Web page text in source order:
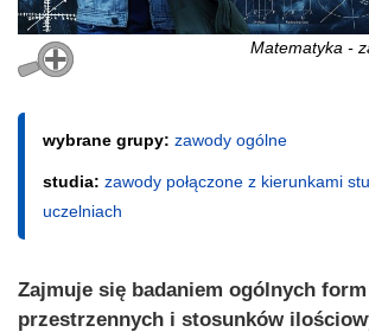
Matematyka -
wybrane grupy: zawody ogólne
studia: zawody połączone z kierunkami
uczelniach
Zajmuje się badaniem ogólnych form
przestrzennych i stosunków